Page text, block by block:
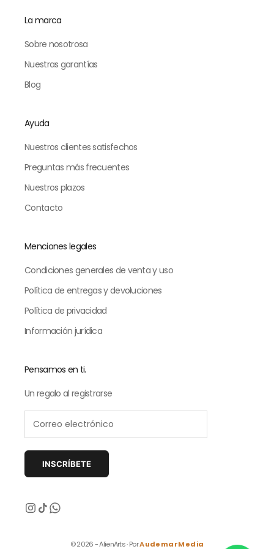
La marca
Sobre nosotrosa
Nuestras garantías
Blog
Ayuda
Nuestros clientes satisfechos
Preguntas más frecuentes
Nuestros plazos
Contacto
Menciones legales
Condiciones generales de venta y uso
Política de entregas y devoluciones
Política de privacidad
Información jurídica
Pensamos en ti.
Un regalo al registrarse
INSCRÍBETE
© 2026 - AlienArts · PorAudemarMedia